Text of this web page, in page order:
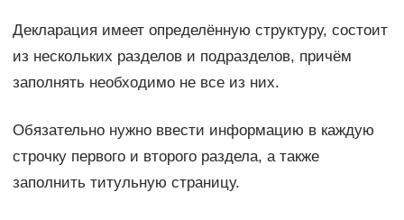
Декларация имеет определённую структуру, состоит
из нескольких разделов и подразделов, причём
заполнять необходимо не все из них.
Обязательно нужно ввести информацию в каждую
строчку первого и второго раздела, а также
заполнить титульную страницу.